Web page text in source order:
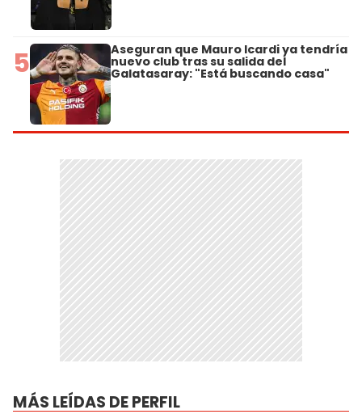
5 Aseguran que Mauro Icardi ya tendría
nuevo club tras su salida del
Galatasaray: "Está buscando casa"
MÁS LEÍDAS DE PERFIL